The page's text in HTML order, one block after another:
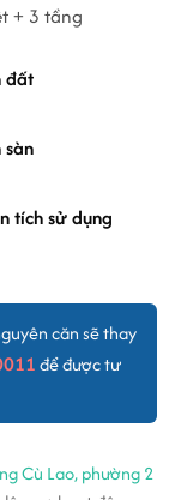
+ 3 tầng
đất
sàn
tích sử dụng
căn sẽ thay
để được tư
Cù Lao, phường 2